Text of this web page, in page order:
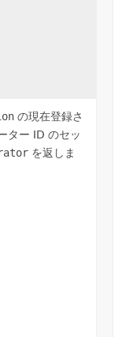
の現在登録さ
ター ID のセッ
を返しま